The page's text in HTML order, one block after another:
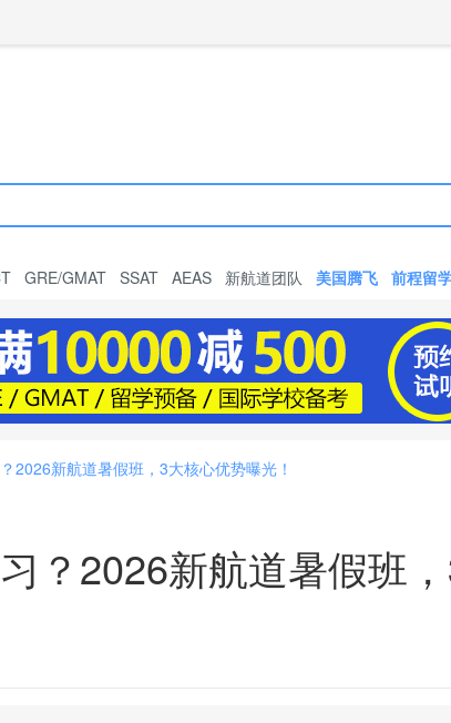
GRE/GMAT SSAT AEAS 新航道团队 美国腾飞 前程留
2026新航道暑假班，3大核心优势曝光！
？2026新航道暑假班
忘记密码?
请勿将帐号信息提供给他人/机构